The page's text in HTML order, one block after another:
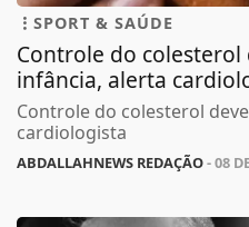
SPORT & SAÚDE
Controle do colesterol
infância, alerta
Controle do colesterol
cardiologista
ABDALLAHNEWS REDAÇÃO- 08